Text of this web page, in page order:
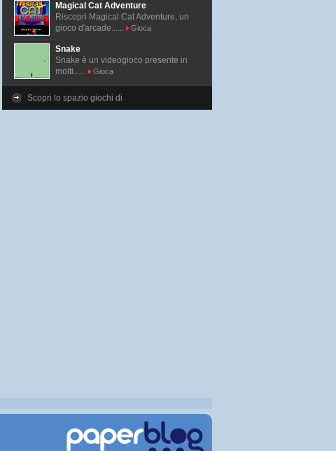
Magical Cat Adventure
Riscopri Magical Cat Adventure, un
gioco d'arcade......
Gioca
Snake
Snake è un videogioco presente in
molti......
Gioca
Scopri lo spazio giochi di